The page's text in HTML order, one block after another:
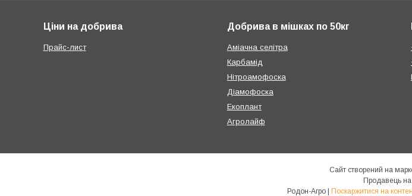
Ціни на добрива
Прайс-лист
Добрива в мішках по 50кг
Аміачна селітра
Карбамід
Нітроамофоска
Діамофоска
Екоплант
Агролайф
Сайт створений на
Продавець
Родон-Агро | Поскаржитися на